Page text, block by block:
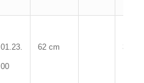
62 cm 364